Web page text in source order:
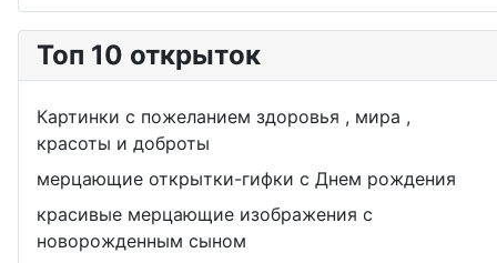
Топ 10 открыток
Картинки с пожеланием здоровья , мира ,
красоты и доброты
мерцающие открытки-гифки с Днем рождения
красивые мерцающие изображения с
новорожденным сыном